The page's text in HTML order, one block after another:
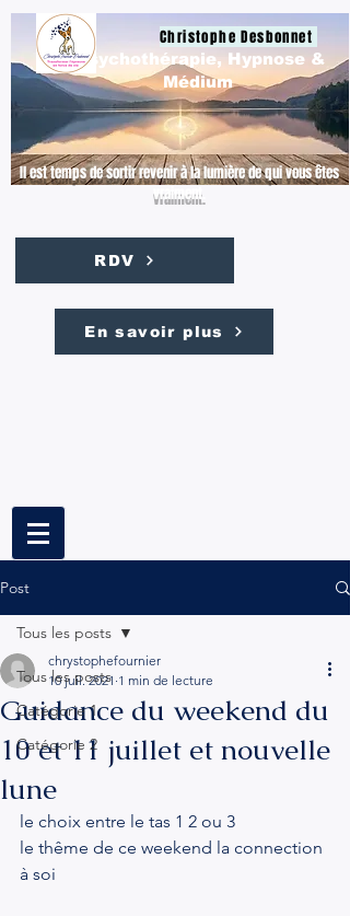
Christophe Desbonnet
Il est temps de sortir revenir à la lumière de qui vous êtes
vraiment.
Psychothérapie, Hypnose &
Médium
RDV
En savoir plus
Post
Tous les posts
Catégorie 1
Catégorie 2
Tous les posts
Guidance du weekend du
10 et 11 juillet et nouvelle
lune
chrystophefournier
10 juil. 2021 1 min de lecture
le choix entre le tas 1 2 ou 3
le thême de ce weekend la connection
à soi